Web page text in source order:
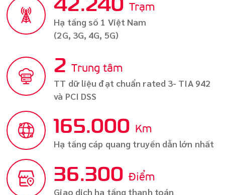
Trạm
Hạ tầng số 1 Việt Nam
(2G, 3G, 4G, 5G)
3 Trung tâm
TT dữ liệu đạt chuẩn rated 3- TIA 942
và PCI DSS
215.000 Km
Hạ tầng cáp quang truyền dẫn lớn nhất
46.750 Điểm
Giao dịch hạ tầng thanh toán